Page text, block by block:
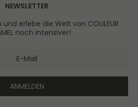
NEWSLETTER
erlebe die Welt von COULEUR
noch intensiver!
ANMELDEN